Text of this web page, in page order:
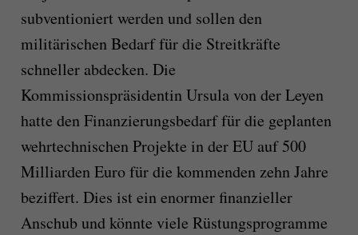
subventioniert werden und sollen den
militärischen Bedarf für die Streitkräfte
schneller abdecken. Die
Kommissionspräsidentin Ursula von der Leyen
hatte den Finanzierungsbedarf für die geplanten
wehrtechnischen Projekte in der EU auf 500
Milliarden Euro für die kommenden zehn Jahre
beziffert. Dies ist ein enormer finanzieller
Anschub und könnte viele Rüstungsprogramme